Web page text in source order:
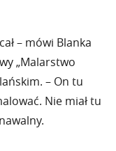
– mówi Blanka
„Malarstwo
– On tu
Nie miał tu